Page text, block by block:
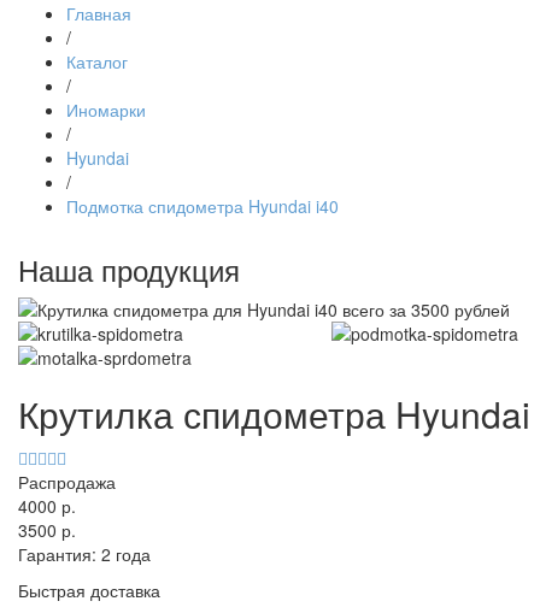
Главная
/
Каталог
/
Иномарки
/
Hyundai
/
Подмотка спидометра Hyundai i40
Наша продукция
Крутилка спидометра
Распродажа
4000 р.
3500 р.
Гарантия: 2 года
Быстрая доставка